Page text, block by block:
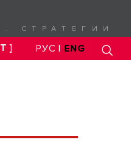
СТРАТЕГИИ
] РУС | ENG